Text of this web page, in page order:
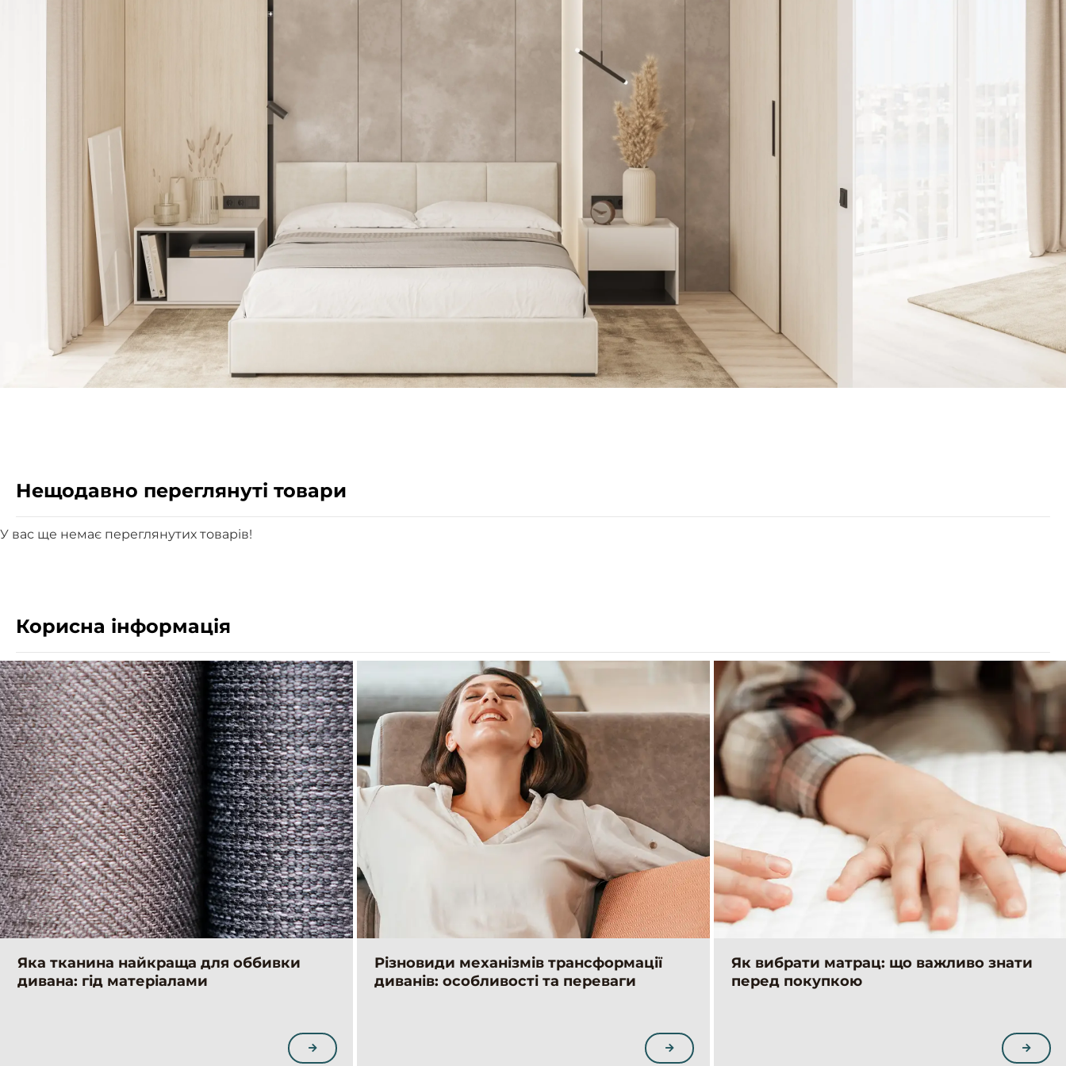
Нещодавно переглянуті товари
У вас ще немає переглянутих товарів!
Корисна інформація
Яка тканина найкраща для оббивки
дивана: гід матеріалами
Різновиди механізмів трансформації
диванів: особливості та переваги
Як вибрати матрац: що важливо знати
перед покупкою